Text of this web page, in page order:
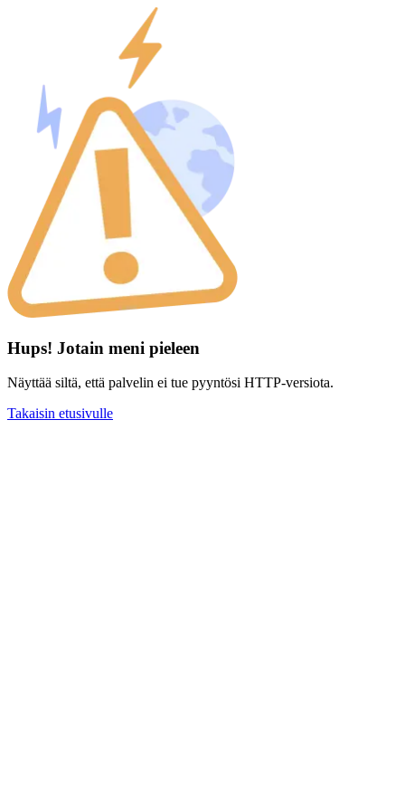
Hups! Jotain meni pieleen
Näyttää siltä, että palvelin ei tue pyyntösi HTTP-versiota.
Takaisin etusivulle